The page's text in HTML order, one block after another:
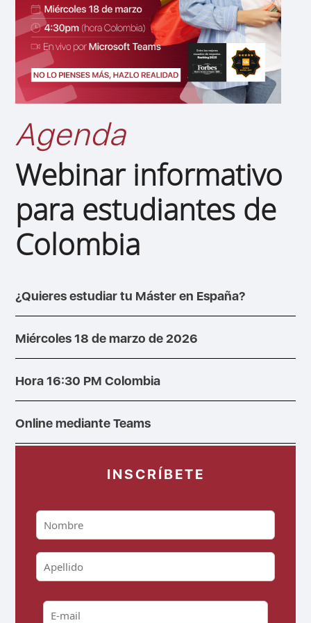
Agenda
Webinar informativo
para estudiantes de
Colombia
¿Quieres estudiar tu Máster en España?
Miércoles 18 de marzo de 2026
Hora 16:30 PM Colombia
Online mediante Teams
INSCRÍBETE